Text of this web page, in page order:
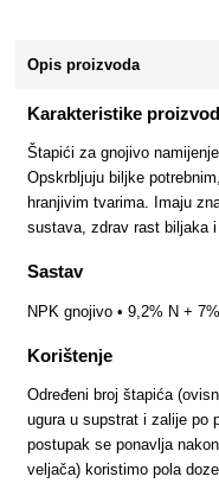
Opis proizvoda
Karakteristike
Štapići za gnojivo
Opskrbljuju biljke
hranjivim tvarima. Imaju
sustava, zdrav rast biljaka
Sastav
NPK gnojivo • 9,2% N +
Korištenje
Određeni broj štapića
ugura u supstrat i zalije po
postupak se ponavlja
veljača) koristimo pola